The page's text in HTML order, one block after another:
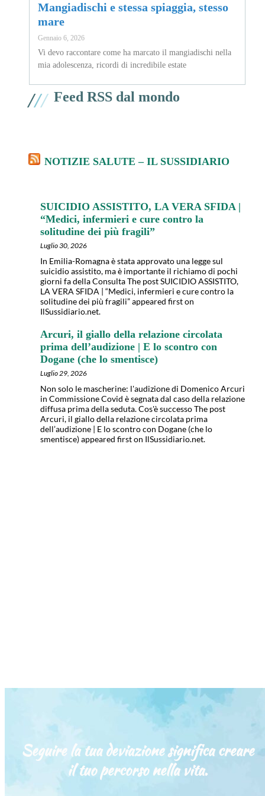
Mangiadischi e stessa spiaggia, stesso
mare
Gennaio 6, 2026
Vi devo raccontare come ha marcato il mangiadischi nella
mia adolescenza, ricordi di incredibile estate
/// Feed RSS dal mondo
NOTIZIE SALUTE – IL SUSSIDIARIO
SUICIDIO ASSISTITO, LA VERA SFIDA |
“Medici, infermieri e cure contro la
solitudine dei più fragili”
Luglio 30, 2026
In Emilia-Romagna è stata approvato una legge sul
suicidio assistito, ma è importante il richiamo di pochi
giorni fa della Consulta The post SUICIDIO ASSISTITO,
LA VERA SFIDA | “Medici, infermieri e cure contro la
solitudine dei più fragili” appeared first on
IlSussidiario.net.
Arcuri, il giallo della relazione circolata
prima dell’audizione | E lo scontro con
Dogane (che lo smentisce)
Luglio 29, 2026
Non solo le mascherine: l'audizione di Domenico Arcuri
in Commissione Covid è segnata dal caso della relazione
diffusa prima della seduta. Cos'è successo The post
Arcuri, il giallo della relazione circolata prima
dell’audizione | E lo scontro con Dogane (che lo
smentisce) appeared first on IlSussidiario.net.
Seguire la tua deviazione significa creare
il tuo percorso nella vita.